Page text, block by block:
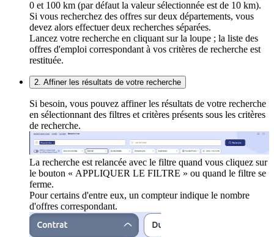
0 et 100 km (par défaut la valeur sélectionnée est de 10 km).
Si vous recherchez des offres sur deux départements, vous
devez alors effectuer deux recherches séparées.
Lancez votre recherche en cliquant sur la loupe ; la liste des
offres d'emploi correspondant à vos critères de recherche est
restituée.
2. Affiner les résultats de votre recherche
Si besoin, vous pouvez affiner les résultats de votre recherche
en sélectionnant des filtres et critères présents sous les critères
de recherche.
La recherche est relancée avec le filtre quand vous cliquez sur
le bouton « APPLIQUER LE FILTRE » ou quand le filtre se
ferme.
Pour certains d'entre eux, un compteur indique le nombre
d'offres correspondant.